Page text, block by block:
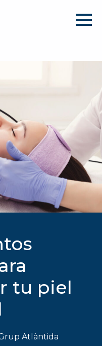
tu piel
Atlàntida